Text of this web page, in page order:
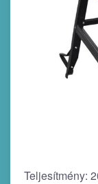
Teljesítmény: